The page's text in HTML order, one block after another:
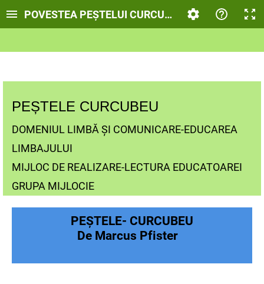
POVESTEA PEȘTELUI CURCUBEU
PEȘTELE CURCUBEU
DOMENIUL LIMBĂ ȘI COMUNICARE-EDUCAREA
LIMBAJULUI
MIJLOC DE REALIZARE-LECTURA EDUCATOAREI
GRUPA MIJLOCIE
PEȘTELE- CURCUBEU
De Marcus Pfister